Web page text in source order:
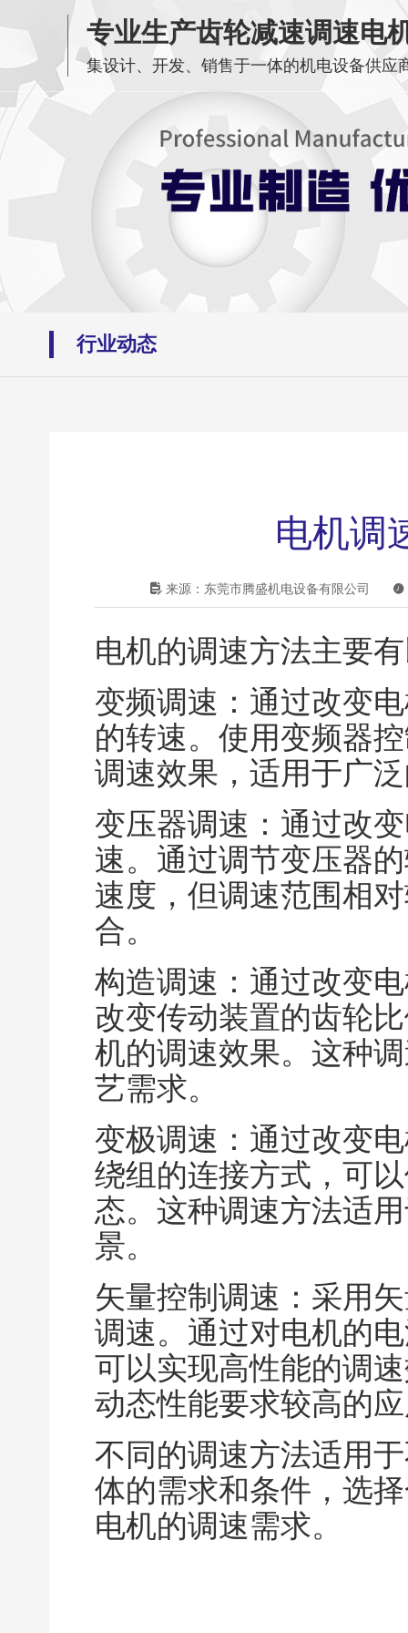
专业生产齿轮减速调速电
集设计、开发、销售于一体的机电设备供应
行业动态
电机调
来源：东莞市腾盛机电设备有限公司 
电机的调速方法主要
变频调速：通过改变
的转速。使用变频器
调速效果，适用于广
变压器调速：通过改
速。通过调节变压器
速度，但调速范围相
合。
构造调速：通过改变
改变传动装置的齿轮
机的调速效果。这种
艺需求。
变极调速：通过改变
绕组的连接方式，可
态。这种调速方法适
景。
矢量控制调速：采用
调速。通过对电机的
可以实现高性能的调
动态性能要求较高的
不同的调速方法适用
体的需求和条件，选
电机的调速需求。